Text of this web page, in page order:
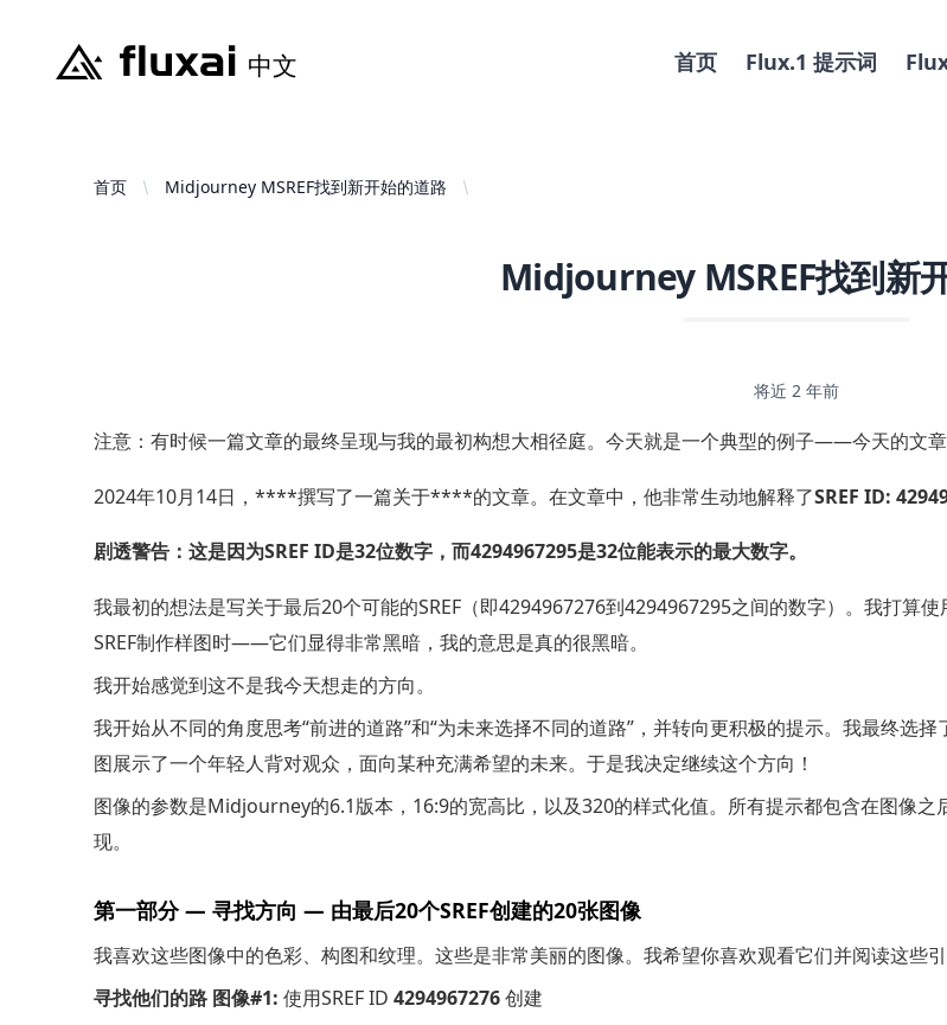
首页 Flux.1 提示词
首页 Midjourney MSREF找到新开始的道路
Midjourney MSREF找到新
将近 2 年前
注意：有时候一篇文章的最终呈现与我的最初构想大相径庭。今天就是一个典型的例子——今天的文章
2024年10月14日，****撰写了一篇关于****的文章。在文章中，他非常生动地解释了SREF ID:
剧透警告：这是因为SREF ID是32位数字，而4294967295是32位能表示的最大数字。
我最初的想法是写关于最后20个可能的SREF（即4294967276到4294967295之间的数字）。我打算使
SREF制作样图时——它们显得非常黑暗，我的意思是真的很黑暗。
我开始感觉到这不是我今天想走的方向。
我开始从不同的角度思考“前进的道路”和“为未来选择不同的道路”，并转向更积极的提示。我最终选
图展示了一个年轻人背对观众，面向某种充满希望的未来。于是我决定继续这个方向！
图像的参数是Midjourney的6.1版本，16:9的宽高比，以及320的样式化值。所有提示都包含在图像
现。
第一部分 — 寻找方向 — 由最后20个SREF创建的20张图像
我喜欢这些图像中的色彩、构图和纹理。这些是非常美丽的图像。我希望你喜欢观看它们并阅读这些引
寻找他们的路 图像#1: 使用SREF ID 4294967276创建